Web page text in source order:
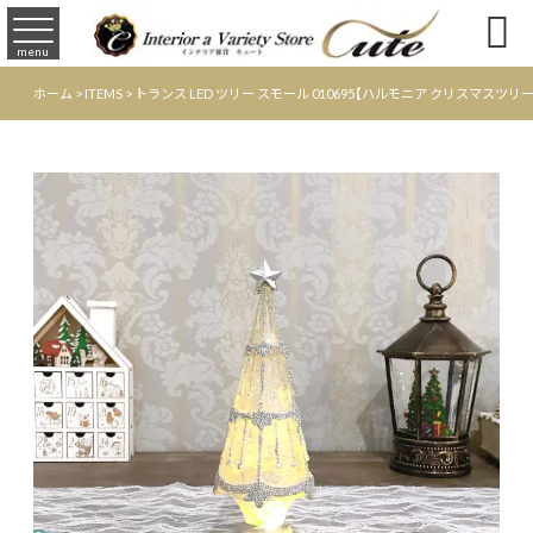
menu 
ホーム >ITEMS > トランス LED ツリー スモール 010695【ハルモニア クリスマスツ